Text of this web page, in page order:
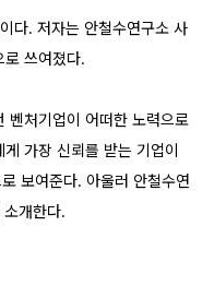
다. 저자는 안철수연구소 사
로 쓰여졌다.
벤처기업이 어떠한 노력으로
가장 신뢰를 받는 기업이
보여준다. 아울러 안철수연
개한다.